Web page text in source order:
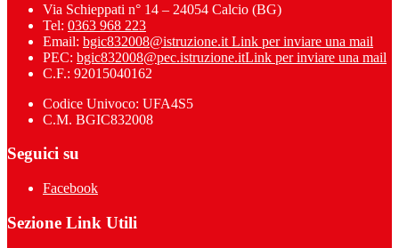
Via Schieppati n° 14 – 24054 Calcio (BG)
Tel: 0363 968 223
Email: bgic832008@istruzione.it Link per inviare una mail
PEC: bgic832008@pec.istruzione.itLink per inviare una mail
C.F.: 92015040162
Codice Univoco: UFA4S5
C.M. BGIC832008
Seguici su
Facebook
Sezione Link Utili